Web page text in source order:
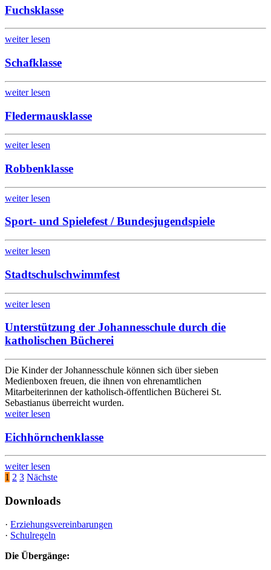
Fuchsklasse
weiter lesen
Schafklasse
weiter lesen
Fledermausklasse
weiter lesen
Robbenklasse
weiter lesen
Sport- und Spielefest / Bundesjugendspiele
weiter lesen
Stadtschulschwimmfest
weiter lesen
Unterstützung der Johannesschule durch die
katholischen Bücherei
Die Kinder der Johannesschule können sich über sieben
Medienboxen freuen, die ihnen von ehrenamtlichen
Mitarbeiterinnen der katholisch-öffentlichen Bücherei St.
Sebastianus überreicht wurden.
weiter lesen
Eichhörnchenklasse
weiter lesen
Seitennummerierung
der
1 2 3 Nächste
Downloads
· Erziehungsvereinbarungen
· Schulregeln
Die Übergänge: